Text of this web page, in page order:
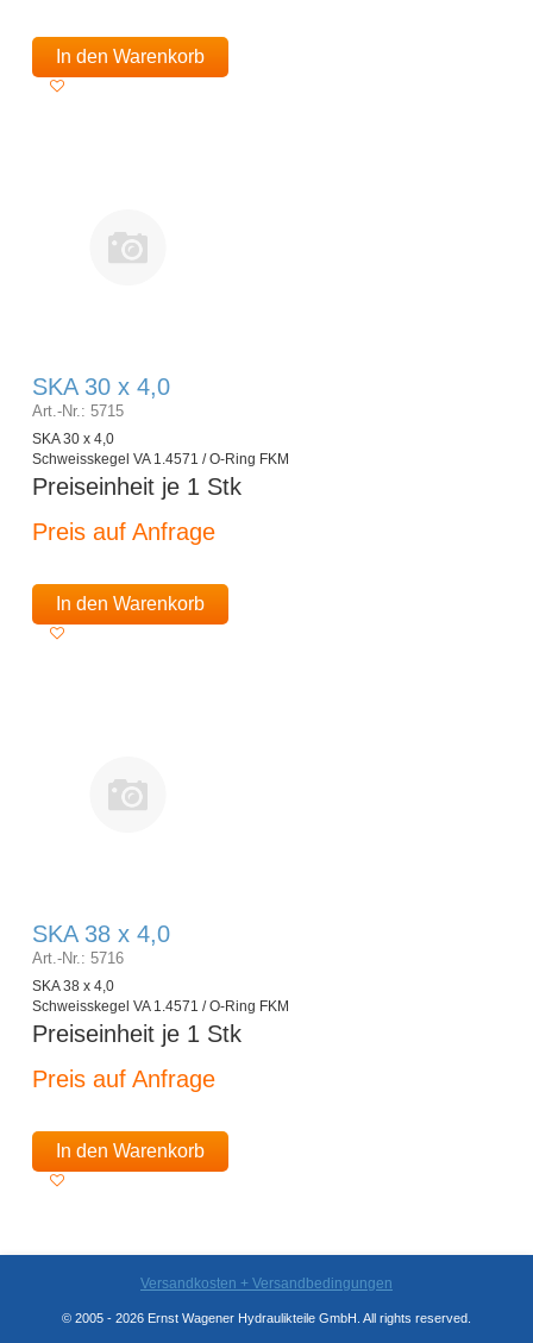
In den Warenkorb
SKA 30 x 4,0
Art.-Nr.: 5715
SKA 30 x 4,0
Schweisskegel VA 1.4571 / O-Ring FKM
Preiseinheit je 1 Stk
Preis auf Anfrage
In den Warenkorb
SKA 38 x 4,0
Art.-Nr.: 5716
SKA 38 x 4,0
Schweisskegel VA 1.4571 / O-Ring FKM
Preiseinheit je 1 Stk
Preis auf Anfrage
In den Warenkorb
Versandkosten + Versandbedingungen
© 2005 - 2026 Ernst Wagener Hydraulikteile GmbH. All rights reserved.